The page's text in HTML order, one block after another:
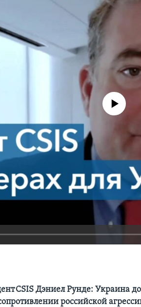
No media source
CSIS Дэниел Рунде: Украина
российской